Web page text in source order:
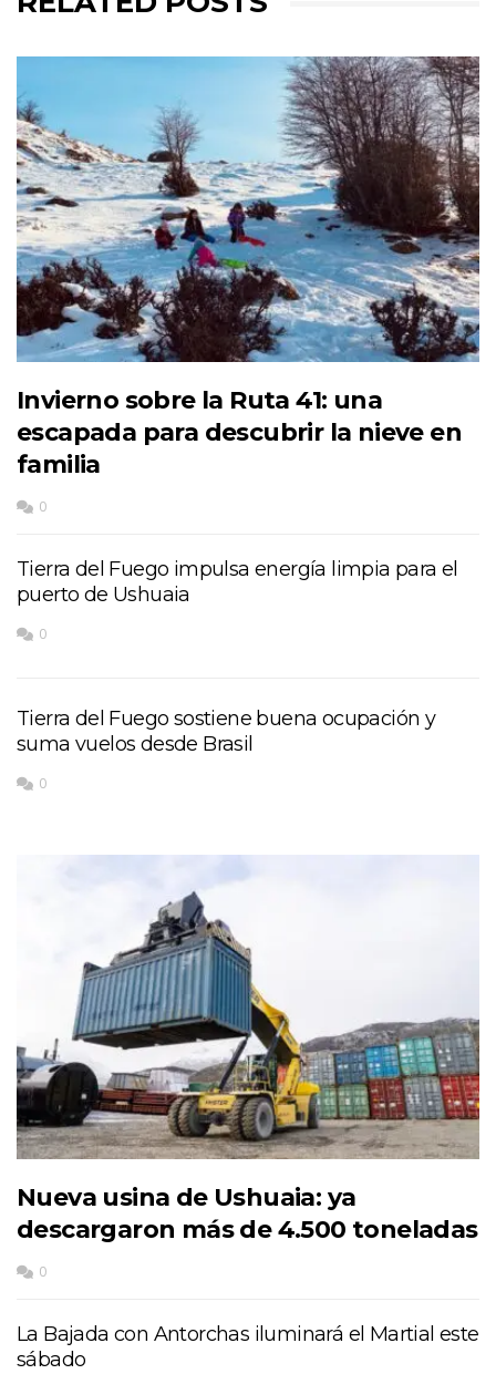
Invierno sobre la Ruta 41: una
escapada para descubrir la nieve en
familia
0
Tierra del Fuego impulsa energía limpia para el
puerto de Ushuaia
0
Tierra del Fuego sostiene buena ocupación y
suma vuelos desde Brasil
0
Nueva usina de Ushuaia: ya
descargaron más de 4.500 toneladas
0
La Bajada con Antorchas iluminará el Martial este
sábado